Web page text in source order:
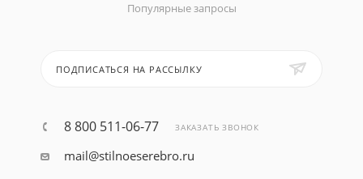
Популярные запросы
ПОДПИСАТЬСЯ НА РАССЫЛКУ
8 800 511-06-77 ЗАКАЗАТЬ ЗВОНОК
mail@stilnoeserebro.ru